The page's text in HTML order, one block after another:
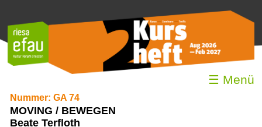
☰ Menü
Nummer: GA 74
MOVING / BEWEGEN
Beate Terfloth